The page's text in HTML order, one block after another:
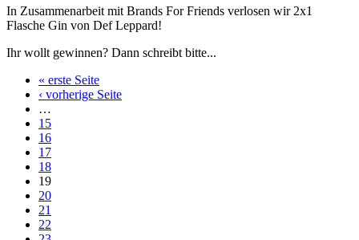
In Zusammenarbeit mit Brands For Friends verlosen wir 2x1
Flasche Gin von Def Leppard!
Ihr wollt gewinnen? Dann schreibt bitte...
« erste Seite
‹ vorherige Seite
…
15
16
17
18
19
20
21
22